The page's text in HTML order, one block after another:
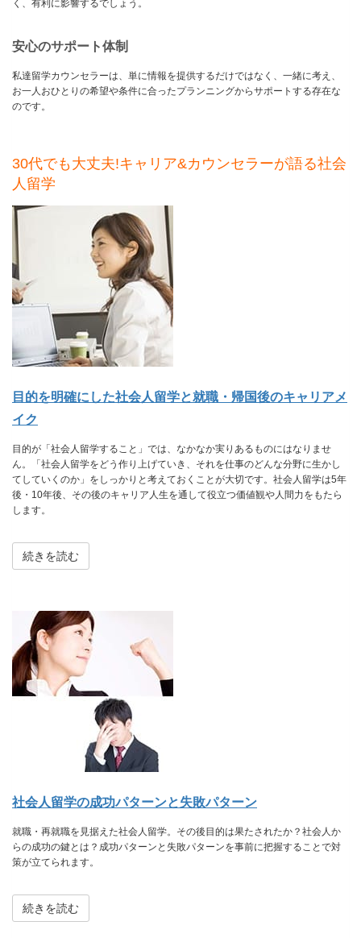
く、有利に影響するでしょう。
安心のサポート体制
私達留学カウンセラーは、単に情報を提供するだけではなく、一緒に考え、
お一人おひとりの希望や条件に合ったプランニングからサポートする存在な
のです。
30代でも大丈夫!キャリア&カウンセラーが語る社会
人留学
目的を明確にした社会人留学と就職・帰国後のキャリアメ
イク
目的が「社会人留学すること」では、なかなか実りあるものにはなりませ
ん。「社会人留学をどう作り上げていき、それを仕事のどんな分野に生かし
てしていくのか」をしっかりと考えておくことが大切です。社会人留学は5年
後・10年後、その後のキャリア人生を通して役立つ価値観や人間力をもたら
します。
続きを読む
社会人留学の成功パターンと失敗パターン
就職・再就職を見据えた社会人留学。その後目的は果たされたか？社会人か
らの成功の鍵とは？成功パターンと失敗パターンを事前に把握することで対
策が立てられます。
続きを読む